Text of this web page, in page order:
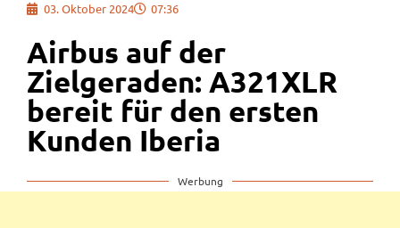
03. Oktober 2024 07:36
Airbus auf der
Zielgeraden: A321XLR
bereit für den ersten
Kunden Iberia
Werbung